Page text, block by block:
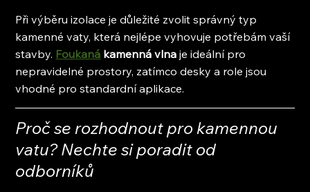
Při výběru izolace je důležité zvolit správný typ
kamenné vaty, která nejlépe vyhovuje potřebám vaší
stavby. Foukaná kamenná vlna je ideální pro
nepravidelné prostory, zatímco desky a role jsou
vhodné pro standardní aplikace.
Proč se rozhodnout pro kamennou
vatu? Nechte si poradit od
odborníků